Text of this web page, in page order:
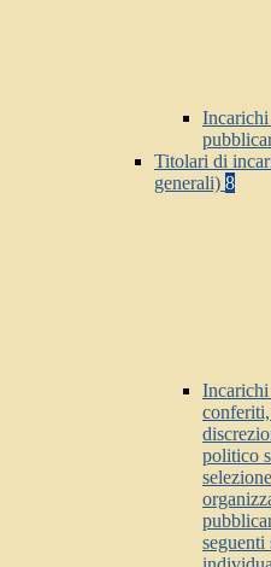
Titolari di
generali) 8
politico